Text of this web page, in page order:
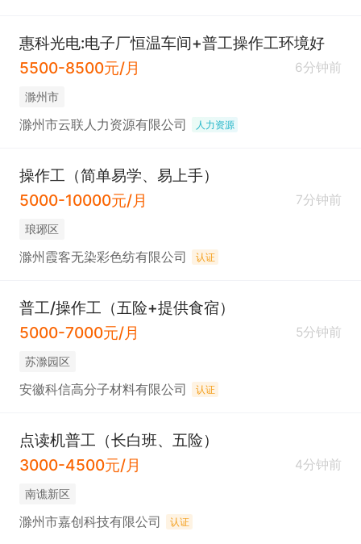
惠科光电:电子厂恒温车间+普工操作工环境好
5500-8500元/月
6分钟前
滁州市
滁州市云联人力资源有限公司 人力资源
操作工（简单易学、易上手）
5000-10000元/月
7分钟前
琅琊区
滁州霞客无染彩色纺有限公司 认证
普工/操作工（五险+提供食宿）
5000-7000元/月
5分钟前
苏滁园区
安徽科信高分子材料有限公司 认证
点读机普工（长白班、五险）
3000-4500元/月
4分钟前
南谯新区
滁州市嘉创科技有限公司 认证